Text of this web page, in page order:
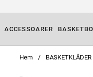
ACCESSOARER
Hem BASKETKLÄDER